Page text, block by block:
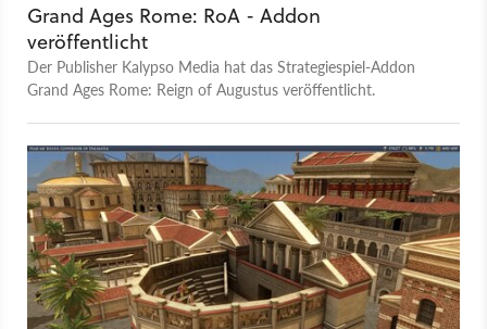
Grand Ages Rome: RoA - Addon
veröffentlicht
Der Publisher Kalypso Media hat das Strategiespiel-Addon
Grand Ages Rome: Reign of Augustus veröffentlicht.